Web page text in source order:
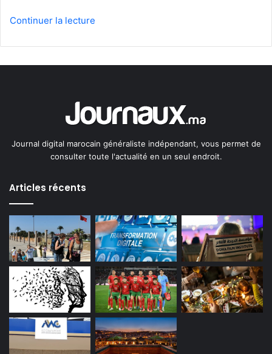
Continuer la lecture
Journal digital marocain généraliste indépendant, vous permet de
consulter toute l'actualité en un seul endroit.
Articles récents